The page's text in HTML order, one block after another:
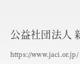
公益社団法人
https://www.jaci.or.jp/